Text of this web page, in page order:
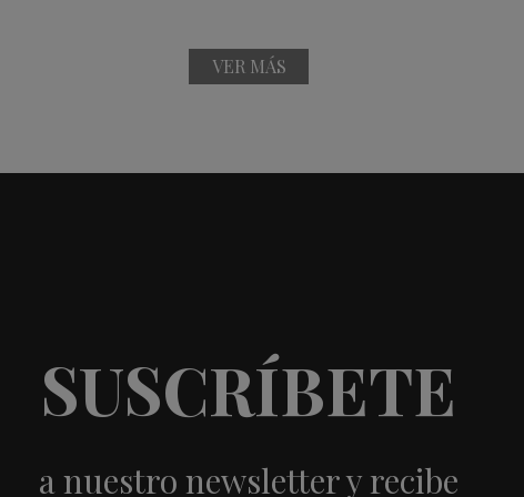
VER MÁS
SUSCRÍBETE
a nuestro newsletter y recibe